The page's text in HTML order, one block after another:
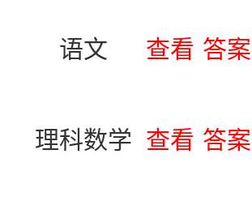
语文 查看 答案
理科数学 查看 答案